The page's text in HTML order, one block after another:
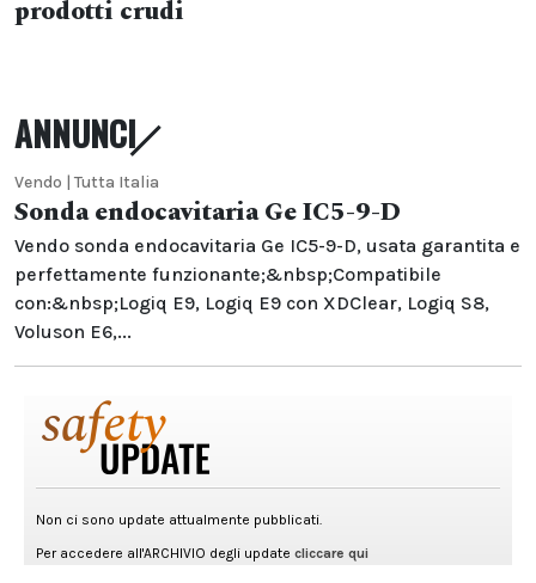
prodotti crudi
ANNUNCI
Vendo | Tutta Italia
Sonda endocavitaria Ge IC5-9-D
Vendo sonda endocavitaria Ge IC5-9-D, usata garantita e
perfettamente funzionante;&nbsp;Compatibile
con:&nbsp;Logiq E9, Logiq E9 con XDClear, Logiq S8,
Voluson E6,...